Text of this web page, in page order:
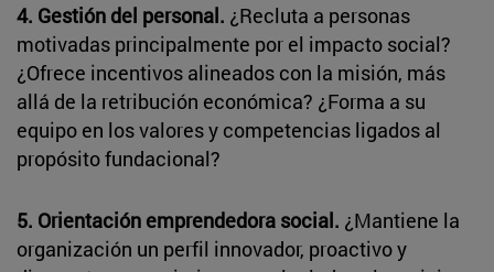
4. Gestión del personal. ¿Recluta a personas
motivadas principalmente por el impacto social?
¿Ofrece incentivos alineados con la misión, más
allá de la retribución económica? ¿Forma a su
equipo en los valores y competencias ligados al
propósito fundacional?
5. Orientación emprendedora social. ¿Mantiene la
organización un perfil innovador, proactivo y